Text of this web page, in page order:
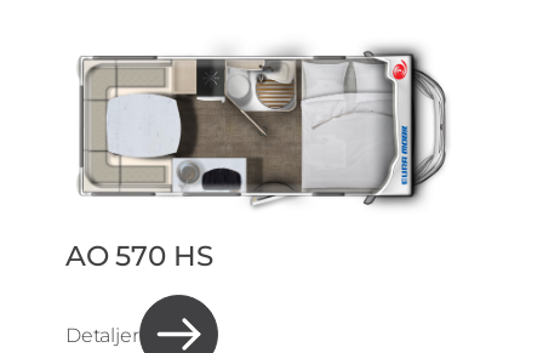
AO 570 HS
Detaljer